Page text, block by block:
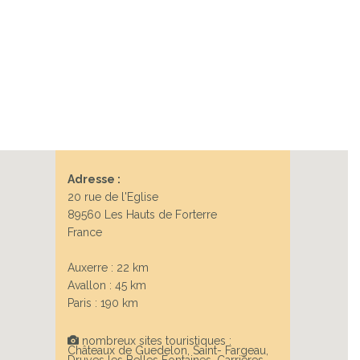
Adresse :
20 rue de l'Eglise
89560 Les Hauts de Forterre
France
Auxerre : 22 km
Avallon : 45 km
Paris : 190 km
nombreux sites touristiques :
Châteaux de Guedelon, Saint- Fargeau,